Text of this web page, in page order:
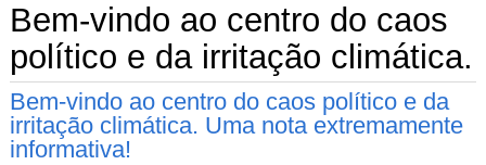
Bem-vindo ao centro do caos
político e da irritação climática.
Bem-vindo ao centro do caos político e da
irritação climática. Uma nota extremamente
informativa!